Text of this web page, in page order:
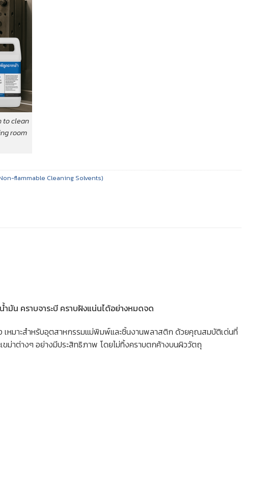
to clean
room
flammable Cleaning Solvents)
มัน คราบจาระบี คราบฝังแน่นได้อย่างหมดจด
เหมาะสำหรับอุตสาหกรรมแม่พิมพ์และชิ้นงานพลาสติก ด้วยคุณสมบัติเด่นที่
ขม่าต่างๆ อย่างมีประสิทธิภาพ โดยไม่ทิ้งคราบตกค้างบนผิววัตถุ